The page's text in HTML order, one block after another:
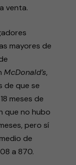
venta.
mayores de
McDonald’s,
de que se
meses de
que no hubo
pero sí
de
a 870.